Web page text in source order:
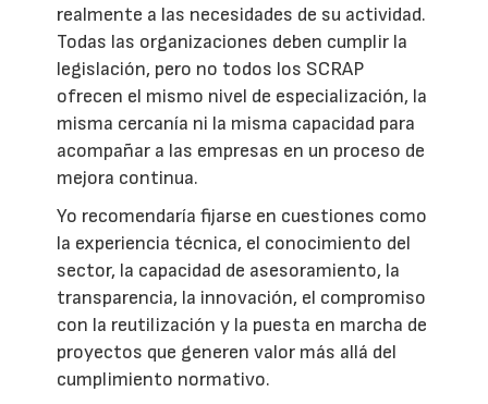
realmente a las necesidades de su actividad.
Todas las organizaciones deben cumplir la
legislación, pero no todos los SCRAP
ofrecen el mismo nivel de especialización, la
misma cercanía ni la misma capacidad para
acompañar a las empresas en un proceso de
mejora continua.
Yo recomendaría fijarse en cuestiones como
la experiencia técnica, el conocimiento del
sector, la capacidad de asesoramiento, la
transparencia, la innovación, el compromiso
con la reutilización y la puesta en marcha de
proyectos que generen valor más allá del
cumplimiento normativo.